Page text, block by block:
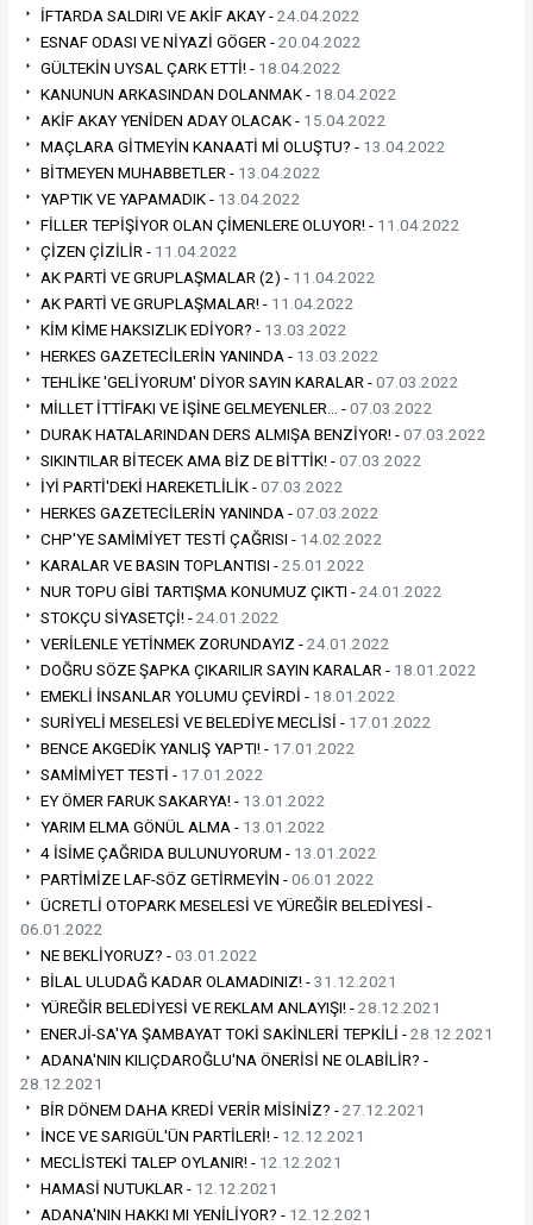
İFTARDA SALDIRI VE AKİF AKAY -24.04.2022
ESNAF ODASI VE NİYAZİ GÖGER -20.04.2022
GÜLTEKİN UYSAL ÇARK ETTİ! - 18.04.2022
KANUNUN ARKASINDAN DOLANMAK - 18.04.2022
AKİF AKAY YENİDEN ADAY OLACAK - 15.04.2022
MAÇLARA GİTMEYİN KANAATİ Mİ OLUŞTU? - 13.04.2022
BİTMEYEN MUHABBETLER - 13.04.2022
YAPTIK VE YAPAMADIK - 13.04.2022
FİLLER TEPİŞİYOR OLAN ÇİMENLERE OLUYOR! - 11.04.2022
ÇİZEN ÇİZİLİR - 11.04.2022
AK PARTİ VE GRUPLAŞMALAR (2) - 11.04.2022
AK PARTİ VE GRUPLAŞMALAR! - 11.04.2022
KİM KİME HAKSIZLIK EDİYOR? - 13.03.2022
HERKES GAZETECİLERİN YANINDA - 13.03.2022
TEHLİKE 'GELİYORUM' DİYOR SAYIN KARALAR -07.03.2022
MİLLET İTTİFAKI VE İŞİNE GELMEYENLER… -07.03.2022
DURAK HATALARINDAN DERS ALMIŞA BENZİYOR! -07.03.2022
SIKINTILAR BİTECEK AMA BİZ DE BİTTİK! -07.03.2022
İYİ PARTİ'DEKİ HAREKETLİLİK -07.03.2022
HERKES GAZETECİLERİN YANINDA -07.03.2022
CHP'YE SAMİMİYET TESTİ ÇAĞRISI - 14.02.2022
KARALAR VE BASIN TOPLANTISI -25.01.2022
NUR TOPU GİBİ TARTIŞMA KONUMUZ ÇIKTI -24.01.2022
STOKÇU SİYASETÇİ! -24.01.2022
VERİLENLE YETİNMEK ZORUNDAYIZ -24.01.2022
DOĞRU SÖZE ŞAPKA ÇIKARILIR SAYIN KARALAR - 18.01.2022
EMEKLİ İNSANLAR YOLUMU ÇEVİRDİ - 18.01.2022
SURİYELİ MESELESİ VE BELEDİYE MECLİSİ - 17.01.2022
BENCE AKGEDİK YANLIŞ YAPTI! - 17.01.2022
SAMİMİYET TESTİ - 17.01.2022
EY ÖMER FARUK SAKARYA! - 13.01.2022
YARIM ELMA GÖNÜL ALMA - 13.01.2022
4 İSİME ÇAĞRIDA BULUNUYORUM - 13.01.2022
PARTİMİZE LAF-SÖZ GETİRMEYİN -06.01.2022
ÜCRETLİ OTOPARK MESELESİ VE YÜREĞİR BELEDİYESİ -
06.01.2022
NE BEKLİYORUZ? -03.01.2022
BİLAL ULUDAĞ KADAR OLAMADINIZ! -31.12.2021
YÜREĞİR BELEDİYESİ VE REKLAM ANLAYIŞI! -28.12.2021
ENERJİ-SA'YA ŞAMBAYAT TOKİ SAKİNLERİ TEPKİLİ -28.12.2021
ADANA'NIN KILIÇDAROĞLU'NA ÖNERİSİ NE OLABİLİR? -
28.12.2021
BİR DÖNEM DAHA KREDİ VERİR MİSİNİZ? -27.12.2021
İNCE VE SARIGÜL'ÜN PARTİLERİ! - 12.12.2021
MECLİSTEKİ TALEP OYLANIR! - 12.12.2021
HAMASİ NUTUKLAR - 12.12.2021
ADANA'NIN HAKKI MI YENİLİYOR? - 12.12.2021